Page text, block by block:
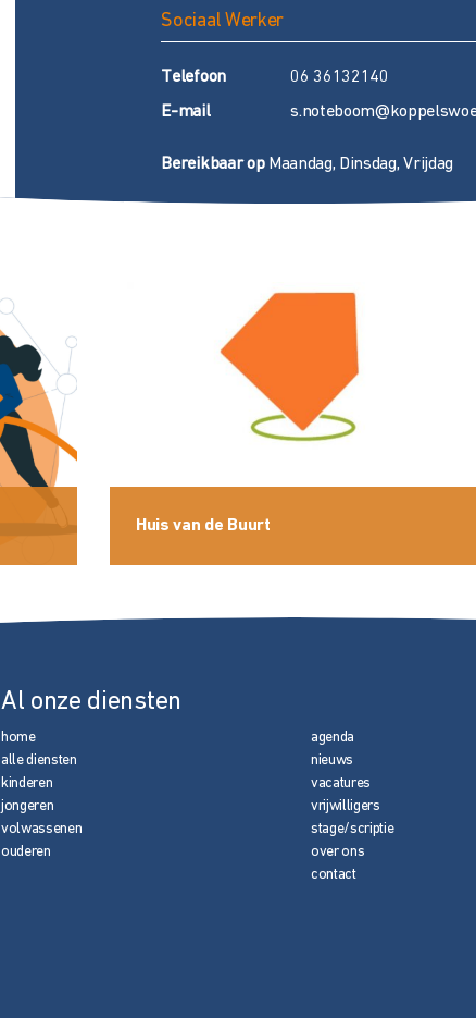
Sociaal Werker
Telefoon
06 36132140
E-mail
Bereikbaar opMaandag, Dinsdag, Vrijdag
Huis van de Buurt
Al onze diensten
home
alle diensten
kinderen
jongeren
volwassenen
ouderen
agenda
nieuws
vacatures
vrijwilligers
stage/scriptie
over ons
contact